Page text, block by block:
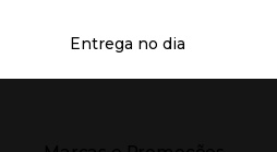
Entrega no dia